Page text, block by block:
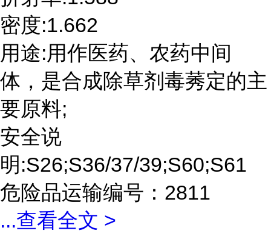
密度:1.662
用途:用作医药、农药中间
体，是合成除草剂毒莠定的主
要原料;
安全说
明:S26;S36/37/39;S60;S61
危险品运输编号：2811
...查看全文 >